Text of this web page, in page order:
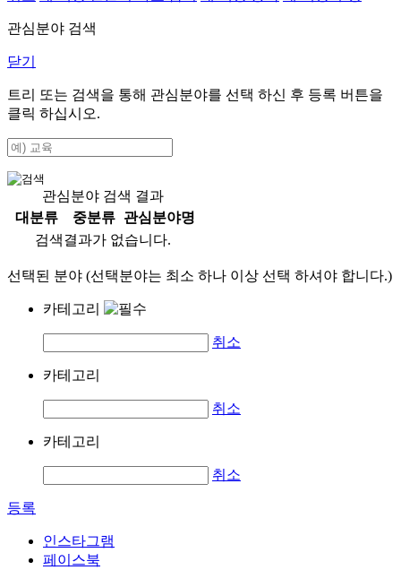
관심분야 검색
닫기
트리 또는 검색을 통해 관심분야를 선택 하신 후 등록 버튼을
클릭 하십시오.
관심분야 검색 결과
대분류
중분류
관심분야명
검색결과가 없습니다.
선택된 분야 (선택분야는 최소 하나 이상 선택 하셔야 합니다.)
카테고리
취소
카테고리
취소
카테고리
취소
등록
인스타그램
페이스북